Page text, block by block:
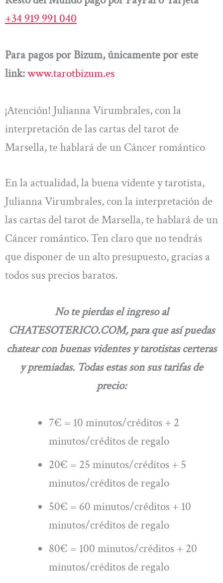
+34 919 991 040
Para pagos por Bizum, únicamente por este
link:www.tarotbizum.es
¡Atención! Julianna Virumbrales, con la
interpretación de las cartas del tarot de
Marsella, te hablará de un Cáncer romántico
En la actualidad, la buena vidente y tarotista,
Julianna Virumbrales, con la interpretación de
las cartas del tarot de Marsella, te hablará de un
Cáncer romántico. Ten claro que no tendrás
que disponer de un alto presupuesto, gracias a
todos sus precios baratos.
No te pierdas el ingreso al
CHATESOTERICO.COM, para que así puedas
chatear con buenas videntes y tarotistas certeras
y premiadas. Todas estas son sus tarifas de
precio:
7€ = 10 minutos/créditos + 2
minutos/créditos de regalo
20€ = 25 minutos/créditos + 5
minutos/créditos de regalo
50€ = 60 minutos/créditos + 10
minutos/créditos de regalo
80€ = 100 minutos/créditos + 20
minutos/créditos de regalo